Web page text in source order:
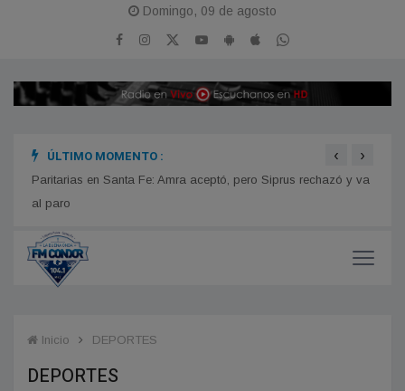
Domingo, 09 de agosto
ÚLTIMO MOMENTO :
Paritarias en Santa Fe: Amra aceptó, pero Siprus rechazó y va
al paro
‹ ›
Inicio DEPORTES
DEPORTES